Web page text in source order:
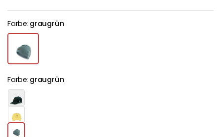
Farbe: graugrün
Farbe: graugrün